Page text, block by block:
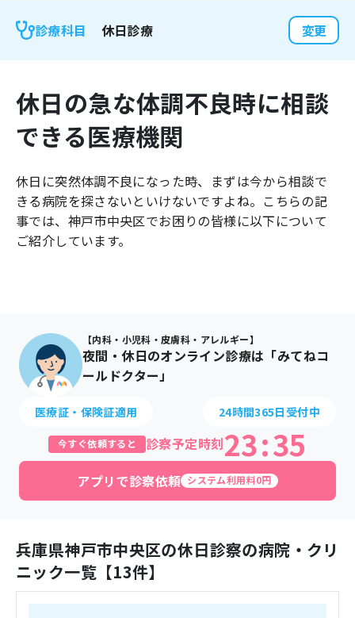
お知らせ
診療科目 休日診療 変更
休日の急な体調不良時に相談
できる医療機関
休日に突然体調不良になった時、まずは今から相談で
きる病院を探さないといけないですよね。こちらの記
事では、 神戸市中央区でお困りの皆様に以下について
ご紹介しています。
【内科・小児科・皮膚科・アレルギー】
夜間・休日のオンライン診療は「みてねコ
ールドクター」
医療証・保険証適用 24時間365日受付中
今すぐ依頼すると 診察予定時刻23:35
アプリで診察依頼 システム利用料0円
兵庫県神戸市中央区の休日診察の病院・クリ
ニック一覧【13件】